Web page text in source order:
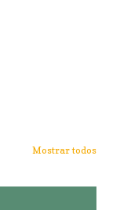
Mostrar todos